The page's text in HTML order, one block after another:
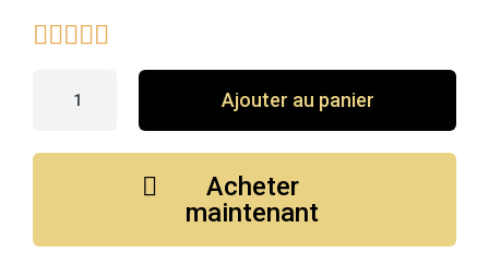

Ajouter au panier
Acheter
maintenant